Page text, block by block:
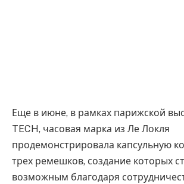
Еще в июне, в рамках парижской
TECH, часовая марка из Ле Локля
продемонстрировала капсульную
трех ремешков, создание которых
возможным благодаря